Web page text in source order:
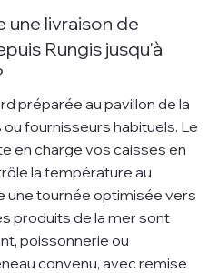
une livraison de
Rungis jusqu'à
préparée au pavillon de la
fournisseurs habituels. Le
en charge vos caisses en
la température au
une tournée optimisée vers
produits de la mer sont
poissonnerie ou
convenu, avec remise